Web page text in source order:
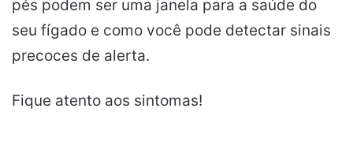
pés podem ser uma janela para a saúde do
seu fígado e como você pode detectar sinais
precoces de alerta.
Fique atento aos sintomas!